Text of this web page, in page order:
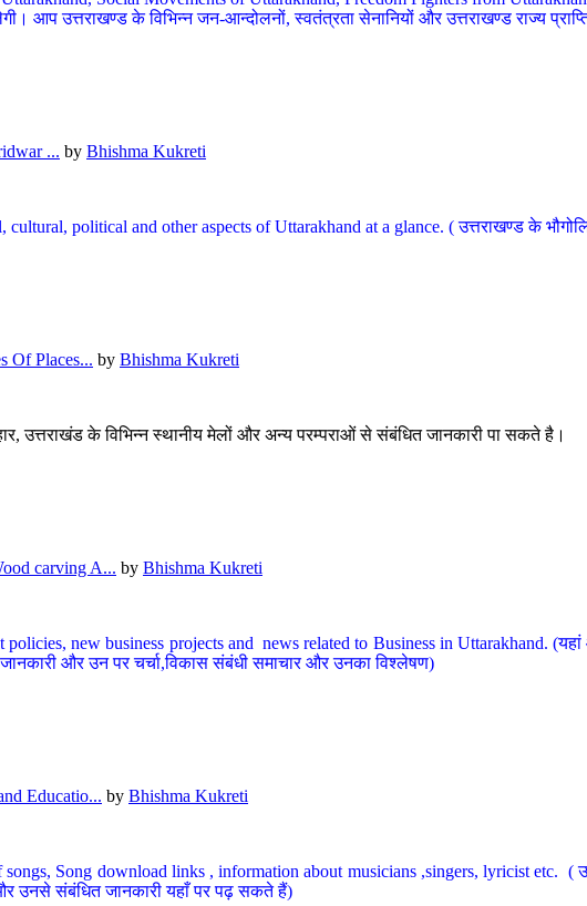
आप उत्तराखण्ड के विभिन्न जन-आन्दोलनों, स्वतंत्रता सेनानियों और उत्तराखण्ड राज्य
... by Bhishma Kukreti
cultural, political and other aspects of Uttarakhand at a glance. ( उत्तराखण्ड के
Of Places... by Bhishma Kukreti
उत्तराखंड के विभिन्न स्थानीय मेलों और अन्य परम्पराओं से संबंधित जानकारी पा सकते है।
carving A... by Bhishma Kukreti
new business projects and news related to Business in Uttarakhand.
और उन पर चर्चा,विकास संबंधी समाचार और उनका विश्लेषण)
Educatio... by Bhishma Kukreti
Song download links , information about musicians ,singers, lyricist etc. (
उनसे संबंधित जानकारी यहाँ पर पढ़ सकते हैं)